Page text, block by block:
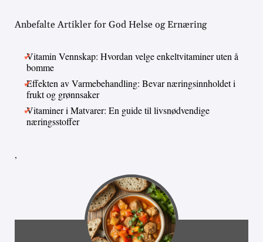
Anbefalte Artikler for God Helse og Ernæring
Vitamin Vennskap: Hvordan velge enkeltvitaminer uten å
bomme
Effekten av Varmebehandling: Bevar næringsinnholdet i
frukt og grønnsaker
Vitaminer i Matvarer: En guide til livsnødvendige
næringsstoffer
,